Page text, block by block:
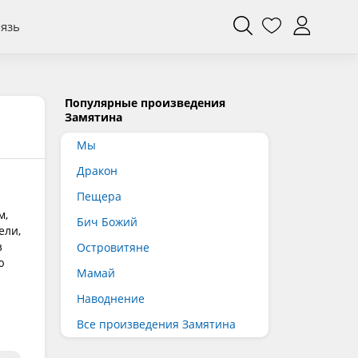
Популярные произведения
Замятина
Мы
Дракон
Пещера
Бич Божий
Островитяне
Мамай
Наводнение
Все произведения Замятина